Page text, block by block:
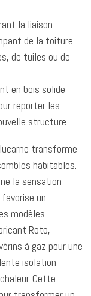
la liaison
de la toiture.
de tuiles ou de
en bois solide
reporter les
structure.
transforme
habitables.
la sensation
un
modèles
Roto,
à gaz pour une
isolation
Cette